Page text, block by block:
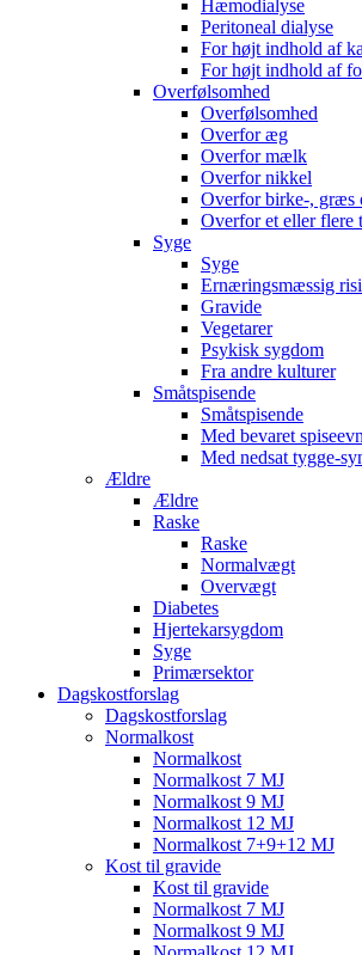
Hæmodialyse
Peritoneal dialyse
For højt indhold af
For højt indhold af
Overfølsomhed
Overfølsomhed
Overfor æg
Overfor mælk
Overfor nikkel
Overfor birke-, græs
Overfor et eller flere
Syge
Syge
Ernæringsmæssig
Gravide
Vegetarer
Psykisk sygdom
Fra andre kulturer
Småtspisende
Småtspisende
Med bevaret
Med nedsat tygge-
Ældre
Ældre
Raske
Raske
Normalvægt
Overvægt
Diabetes
Hjertekarsygdom
Syge
Primærsektor
Dagskostforslag
Dagskostforslag
Normalkost
Normalkost
Normalkost 7 MJ
Normalkost 9 MJ
Normalkost 12 MJ
Normalkost 7+9+12 MJ
Kost til gravide
Kost til gravide
Normalkost 7 MJ
Normalkost 9 MJ